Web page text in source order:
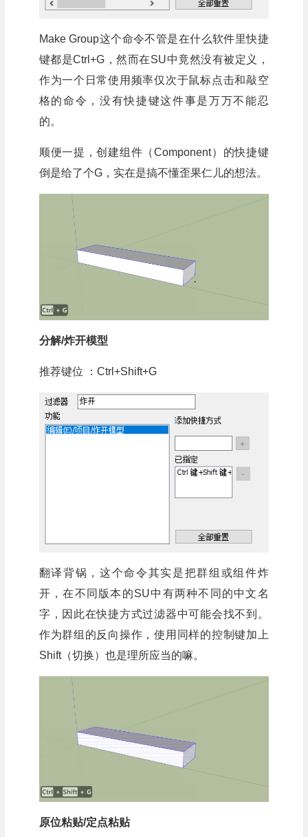
Make Group这个命令不管是在什么软件里快捷
键都是Ctrl+G，然而在SU中竟然没有被定义，
作为一个日常使用频率仅次于鼠标点击和敲空
格的命令，没有快捷键这件事是万万不能忍
的。
顺便一提，创建组件（Component）的快捷键
倒是给了个G，实在是搞不懂歪果仁儿的想法。
分解/炸开模型
推荐键位 ：Ctrl+Shift+G
翻译背锅，这个命令其实是把群组或组件炸
开，在不同版本的SU中有两种不同的中文名
字，因此在快捷方式过滤器中可能会找不到。
作为群组的反向操作，使用同样的控制键加上
Shift（切换）也是理所应当的嘛。
原位粘贴/定点粘贴